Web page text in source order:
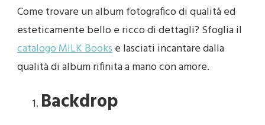
Come trovare un album fotografico di qualità ed
esteticamente bello e ricco di dettagli? Sfoglia il
catalogo MILK Bookse lasciati incantare dalla
qualità di album rifinita a mano con amore.
Backdrop